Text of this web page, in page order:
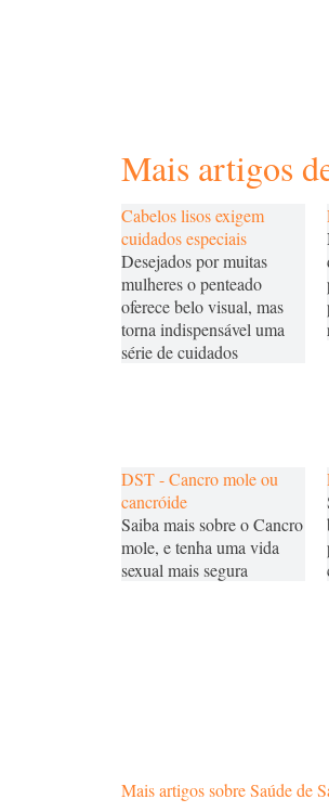
Mais artigos
Cabelos lisos exigem
cuidados especiais
Desejados por muitas
mulheres o penteado
oferece belo visual, mas
torna indispensável uma
série de cuidados
DST - Cancro mole ou
cancróide
Saiba mais sobre o Cancro
mole, e tenha uma vida
sexual mais segura
Mais artigos sobre Saúde de